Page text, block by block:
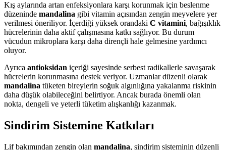
Kış aylarında artan enfeksiyonlara karşı korunmak için beslenme
düzeninde mandalina gibi vitamin açısından zengin meyvelere yer
verilmesi öneriliyor. İçerdiği yüksek orandaki C vitamini, bağışıklık
hücrelerinin daha aktif çalışmasına katkı sağlıyor. Bu durum
vücudun mikroplara karşı daha dirençli hale gelmesine yardımcı
oluyor.
Ayrıca antioksidan içeriği sayesinde serbest radikallerle savaşarak
hücrelerin korunmasına destek veriyor. Uzmanlar düzenli olarak
mandalina tüketen bireylerin soğuk algınlığına yakalanma riskinin
daha düşük olabileceğini belirtiyor. Ancak burada önemli olan
nokta, dengeli ve yeterli tüketim alışkanlığı kazanmak.
Sindirim Sistemine Katkıları
Lif bakımından zengin olan mandalina, sindirim sisteminin düzenli